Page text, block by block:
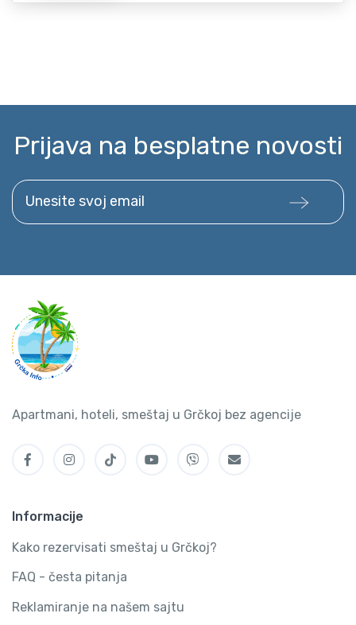
Prijava na besplatne novosti
Unesite svoj email
Apartmani, hoteli, smeštaj u Grčkoj bez agencije
Informacije
Kako rezervisati smeštaj u Grčkoj?
FAQ - česta pitanja
Reklamiranje na našem sajtu